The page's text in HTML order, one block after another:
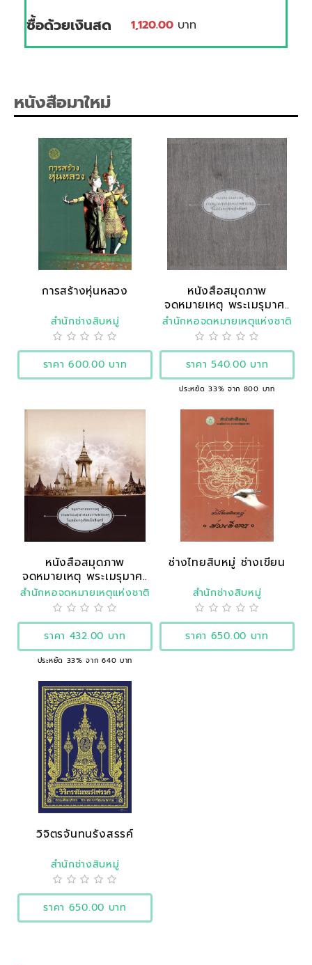
ซื้อด้วยเงินสด
1,120.00 บาท
หนังสือมาใหม่
การสร้างหุ่นหลวง
สำนักช่างสิบหมู่
ราคา 600.00 บาท
หนังสือสมุดภาพ
จดหมายเหตุ พระเมรุมาศ..
สำนักหอจดหมายเหตุแห่งชาติ
ราคา 540.00 บาท
ประหยัด 33% จาก 800 บาท
หนังสือสมุดภาพ
จดหมายเหตุ พระเมรุมาศ..
สำนักหอจดหมายเหตุแห่งชาติ
ราคา 432.00 บาท
ประหยัด 33% จาก 640 บาท
ช่างไทยสิบหมู่ ช่างเขียน
สำนักช่างสิบหมู่
ราคา 650.00 บาท
วิจิตรจันทนรังสรรค์
สำนักช่างสิบหมู่
ราคา 650.00 บาท